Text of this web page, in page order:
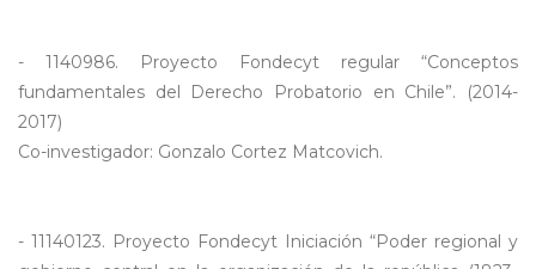
- 1140986. Proyecto Fondecyt regular “Conceptos
fundamentales del Derecho Probatorio en Chile”. (2014-
2017)
Co-investigador: Gonzalo Cortez Matcovich.
- 11140123. Proyecto Fondecyt Iniciación “Poder regional y